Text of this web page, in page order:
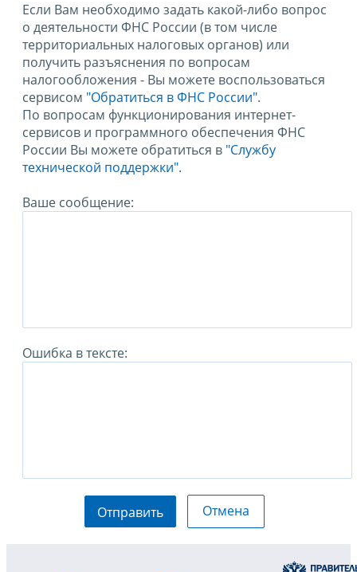
Если Вам необходимо задать какой-либо вопрос
о деятельности ФНС России (в том числе
территориальных налоговых органов) или
получить разъяснения по вопросам
налогообложения - Вы можете воспользоваться
сервисом "Обратиться в ФНС России".
По вопросам функционирования интернет-
сервисов и программного обеспечения ФНС
России Вы можете обратиться в "Службу
технической поддержки".
Ваше сообщение:
Ошибка в тексте:
Отправить Отмена